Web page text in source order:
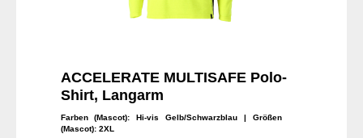
ACCELERATE MULTISAFE Polo-
Shirt, Langarm
Farben (Mascot): Hi-vis Gelb/Schwarzblau | Größen
(Mascot): 2XL